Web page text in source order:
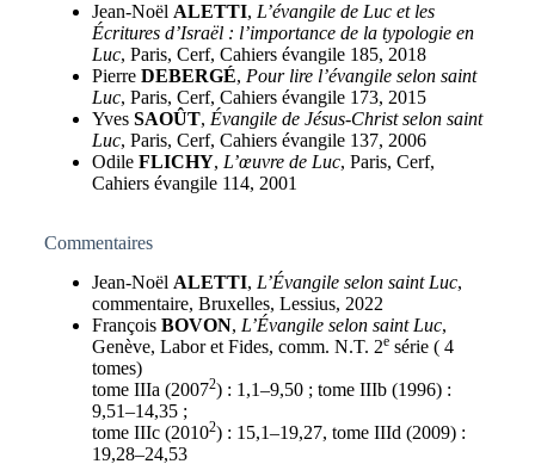
Jean-Noël ALETTI, L’évangile de Luc et les
Écritures d’Israël : l’importance de la typologie en
Luc, Paris, Cerf, Cahiers évangile 185, 2018
Pierre DEBERGÉ, Pour lire l’évangile selon saint
Luc, Paris, Cerf, Cahiers évangile 173, 2015
Yves SAOÛT, Évangile de Jésus-Christ selon saint
Luc, Paris, Cerf, Cahiers évangile 137, 2006
Odile FLICHY, L’œuvre de Luc, Paris, Cerf,
Cahiers évangile 114, 2001
Commentaires
Jean-Noël ALETTI, L’Évangile selon saint Luc,
commentaire, Bruxelles, Lessius, 2022
François BOVON, L’Évangile selon saint Luc,
Genève, Labor et Fides, comm. N.T. 2esérie ( 4
tomes)
tome IIIa (20072) : 1,1–9,50 ; tome IIIb (1996) :
9,51–14,35 ;
tome IIIc (20102) : 15,1–19,27, tome IIId (2009) :
19,28–24,53